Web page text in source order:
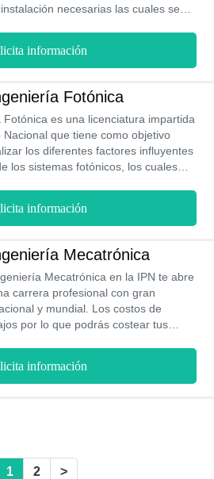
necesarias las cuales se
que le sirvan para aplicar la
de la electricidad y la
información
Fotónica
es una licenciatura impartida
que tiene como objetivo
los diferentes factores influyentes
los sistemas fotónicos, los cuales
por lo que podrás desarrollar un
El plan de estudio de este programa
y se imparte de forma presencial.
información
Mecatrónica
Mecatrónica en la IPN te abre
carrera profesional con gran
y mundial. Los costos de
por lo que podrás costear tus
rendimiento académico y
información
1 2 >